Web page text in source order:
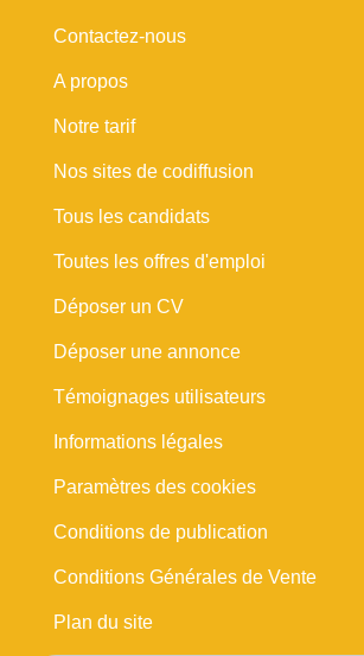
Contactez-nous
A propos
Notre tarif
Nos sites de codiffusion
Tous les candidats
Toutes les offres d'emploi
Déposer un CV
Déposer une annonce
Témoignages utilisateurs
Informations légales
Paramètres des cookies
Conditions de publication
Conditions Générales de Vente
Plan du site